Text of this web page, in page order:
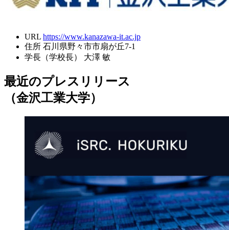
URL https://www.kanazawa-it.ac.jp
住所 石川県野々市市扇が丘7-1
学長（学校長）
大澤 敏
最近のプレスリリース
（金沢工業大学）